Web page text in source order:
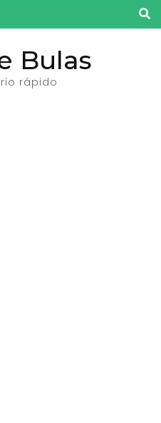
Bulas
rápido